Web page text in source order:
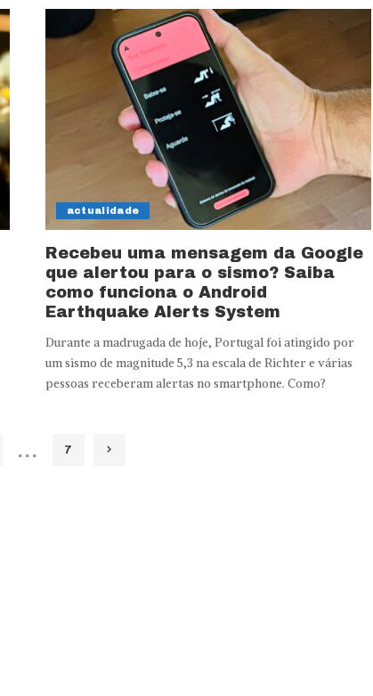
actualidade
Recebeu uma mensagem da Google
que alertou para o sismo? Saiba
como funciona o Android
Earthquake Alerts System
Durante a madrugada de hoje, Portugal foi atingido por
um sismo de magnitude 5,3 na escala de Richter e várias
pessoas receberam alertas no smartphone. Como?
… 7